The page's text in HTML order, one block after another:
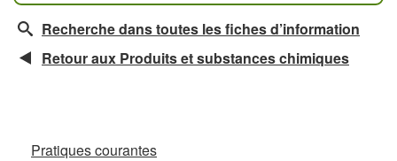
Recherche dans toutes les fiches d’information
Retour aux Produits et substances chimiques
Pratiques courantes